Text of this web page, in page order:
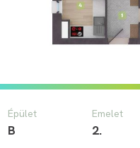
Épület
B
Emelet
2.